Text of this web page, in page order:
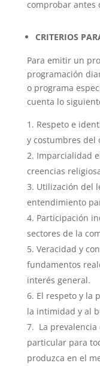
comprobar antes
CRITERIOS
Para emitir un
programación
o programa
cuenta lo
Respeto e
y costumbres del
Imparcialidad
creencias
Utilización del
entendimiento
Participación
sectores de la
Veracidad y
fundamentos
interés general.
El respeto y la
la intimidad y al
La
particular para
produzca en el